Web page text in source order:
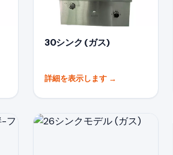
30シンク (ガス)
詳細を表示します →